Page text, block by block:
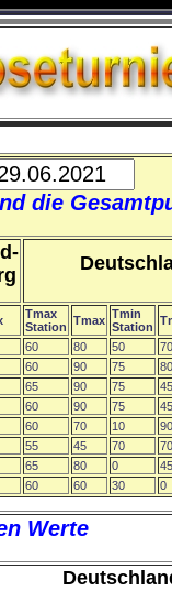
die
Tmax
Station Tmax Tmin
Station
60 80 50 70
60 90 75 80
65 90 75 45
60 90 75 45
60 70 10 90
55 45 70 70
65 80 0 45
60 60 30 0
Werte